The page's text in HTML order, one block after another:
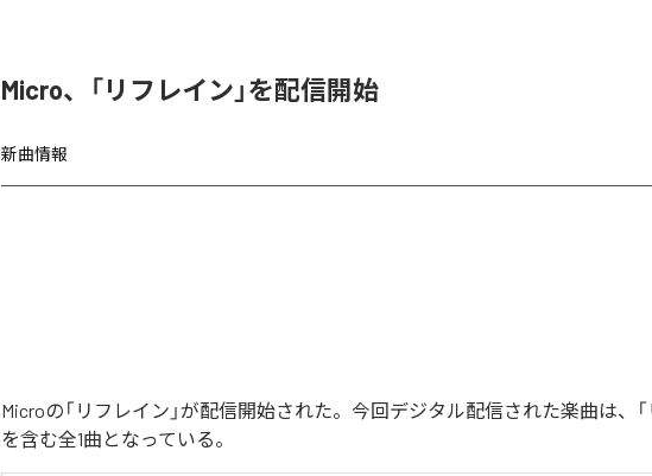
Micro、「リフレイン」を配信開始
新曲情報
Microの「リフレイン」が配信開始された。今回デジタル配信された楽曲は、「
を含む全1曲となっている。